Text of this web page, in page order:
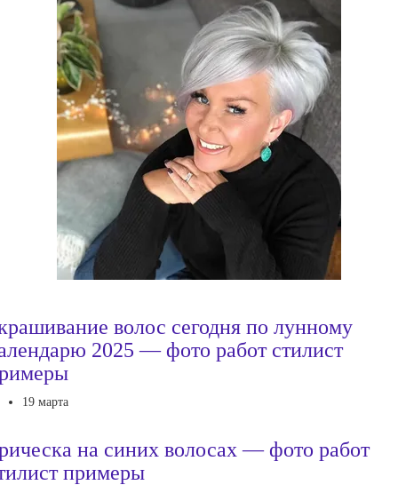
волос сегодня по лунному
2025 — фото работ стилист
19 марта
на синих волосах — фото работ
примеры